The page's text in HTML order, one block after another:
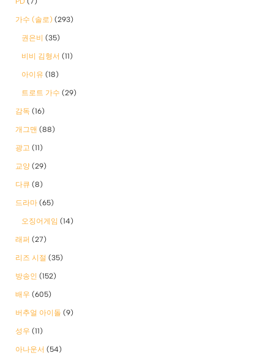
가수 (솔로) (293)
권은비 (35)
비비 김형서 (11)
아이유 (18)
트로트 가수 (29)
감독 (16)
개그맨 (88)
광고 (11)
교양 (29)
다큐 (8)
드라마 (65)
오징어게임 (14)
래퍼 (27)
리즈 시절 (35)
방송인 (152)
배우 (605)
버추얼 아이돌 (9)
성우 (11)
아나운서 (54)